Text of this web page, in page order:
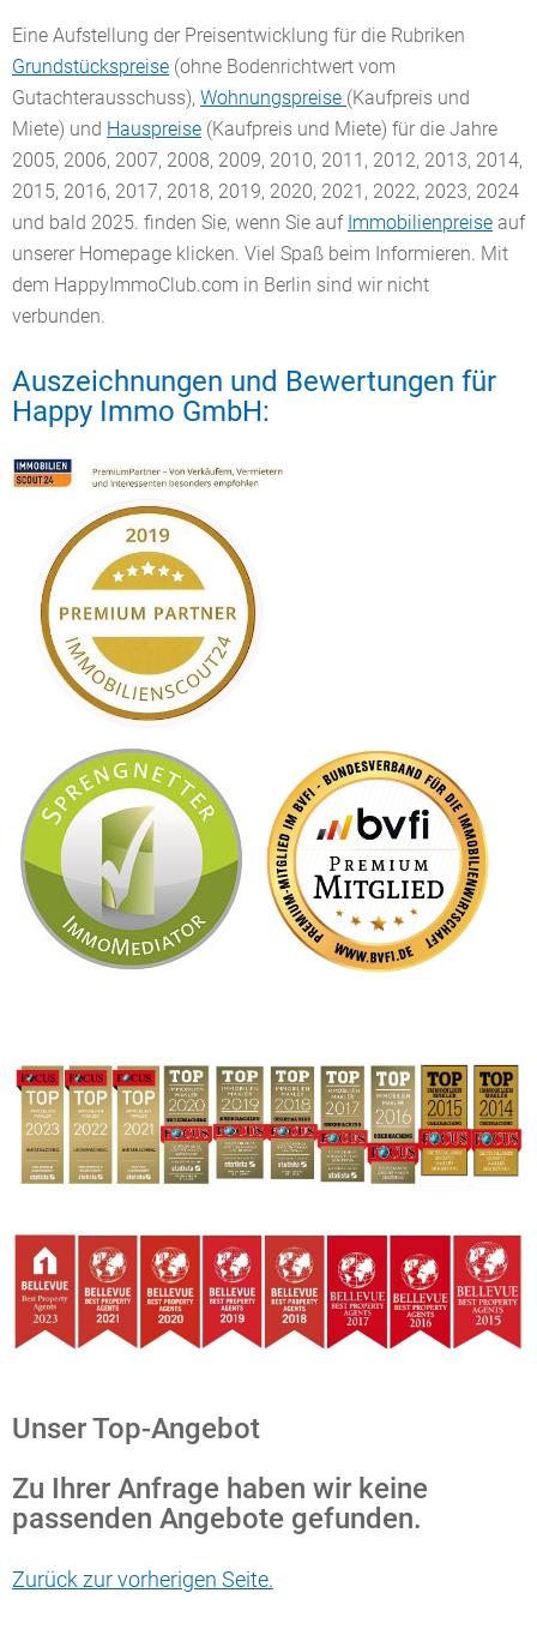
Eine Aufstellung der Preisentwicklung für die Rubriken
Grundstückspreise (ohne Bodenrichtwert vom
Gutachterausschuss), Wohnungspreise (Kaufpreis und
Miete) und Hauspreise (Kaufpreis und Miete) für die Jahre
2005, 2006, 2007, 2008, 2009, 2010, 2011, 2012, 2013, 2014,
2015, 2016, 2017, 2018, 2019, 2020, 2021, 2022, 2023, 2024
und bald 2025. finden Sie, wenn Sie auf Immobilienpreise auf
unserer Homepage klicken. Viel Spaß beim Informieren. Mit
dem HappyImmoClub.com in Berlin sind wir nicht
verbunden.
Auszeichnungen und Bewertungen für
Happy Immo GmbH:
Unser Top-Angebot
Zu Ihrer Anfrage haben wir keine
passenden Angebote gefunden.
Zurück zur vorherigen Seite.